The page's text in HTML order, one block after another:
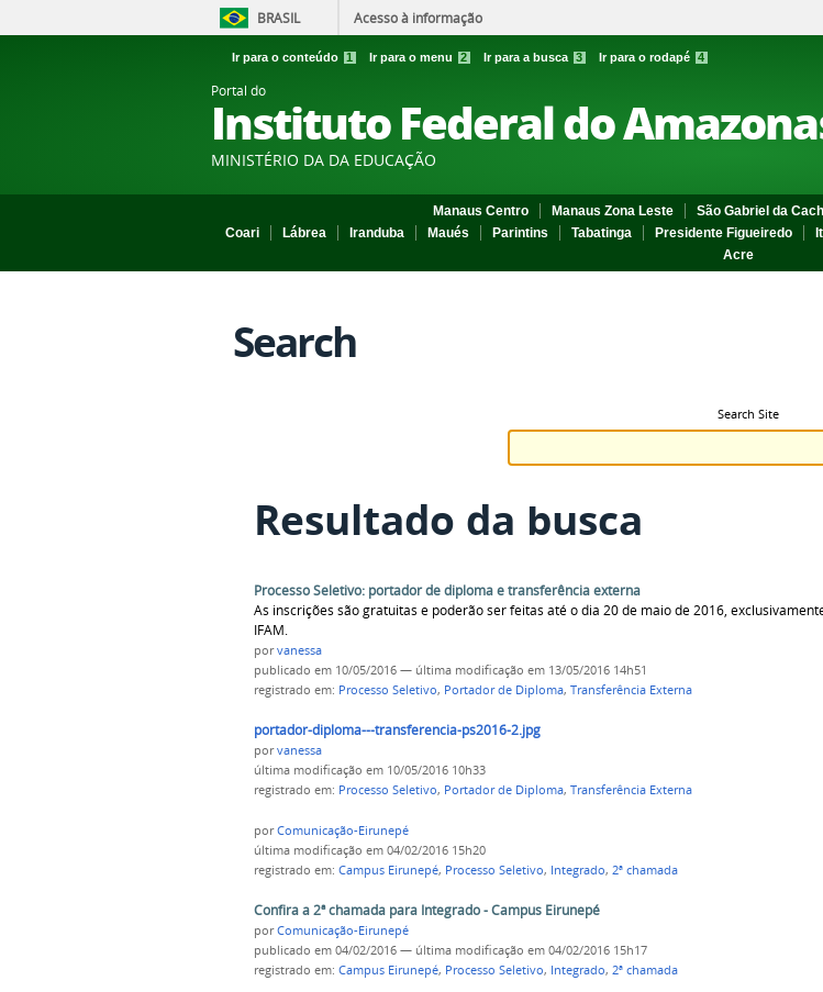
BRASIL Acesso à informação
Ir para o conteúdo 1 Ir para o menu 2 Ir para a busca 3 Ir para o rodapé 4
Portal do
Instituto Federal do
MINISTÉRIO DA DA EDUCAÇÃO
Manaus Centro Manaus Zona Leste São Gabriel da
Coari
Lábrea Iranduba Maués Parintins Tabatinga Presidente Figueiredo
Acre
Search
Search Site
Resultado da busca
Processo Seletivo: portador de diploma e transferência externa
As inscrições são gratuitas e poderão ser feitas até o dia 20 de maio de 2016,
IFAM.
porvanessa
publicado em 10/05/2016 — última modificação em 13/05/2016 14h51
registrado em: Processo Seletivo, Portador de Diploma, Transferência Externa
portador-diploma---transferencia-ps2016-2.jpg
porvanessa
última modificação em 10/05/2016 10h33
registrado em: Processo Seletivo, Portador de Diploma, Transferência Externa
porComunicação-Eirunepé
última modificação em 04/02/2016 15h20
registrado em: Campus Eirunepé, Processo Seletivo, Integrado, 2ª chamada
Confira a 2ª chamada para Integrado - Campus Eirunepé
porComunicação-Eirunepé
publicado em 04/02/2016 — última modificação em 04/02/2016 15h17
registrado em: Campus Eirunepé, Processo Seletivo, Integrado, 2ª chamada